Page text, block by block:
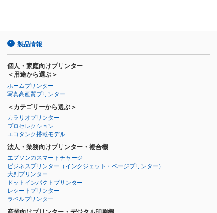
製品情報
個人・家庭向けプリンター
＜用途から選ぶ＞
ホームプリンター
写真高画質プリンター
＜カテゴリーから選ぶ＞
カラリオプリンター
プロセレクション
エコタンク搭載モデル
法人・業務向けプリンター・複合機
エプソンのスマートチャージ
ビジネスプリンター （インクジェット・ページプリンター）
大判プリンター
ドットインパクトプリンター
レシートプリンター
ラベルプリンター